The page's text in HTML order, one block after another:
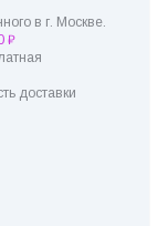
в г. Москве.
₽
доставки